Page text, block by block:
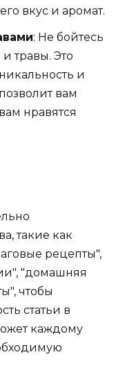
вкус и аромат.
: Не бойтесь
травы. Это
и
вам
нравятся
такие как
рецепты",
"домашняя
чтобы
статьи в
каждому